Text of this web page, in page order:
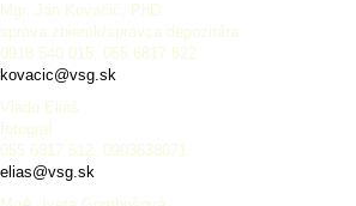
Mgr. Ján Kovačič, PhD.
správa zbierok/správca depozitára
0918 540 015, 055 6817 522
kovacic@vsg.sk
Vlado Eliáš
fotograf
055 6817 512, 0903638071
elias@vsg.sk